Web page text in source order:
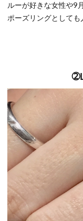
ルーが好きな女性や9
ポーズリングとしても